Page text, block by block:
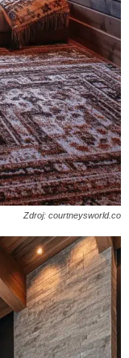
Zdroj: courtneysworld.co